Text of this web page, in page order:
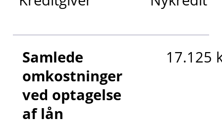
Samlede
omkostninger
ved optagelse
af lån
17.125